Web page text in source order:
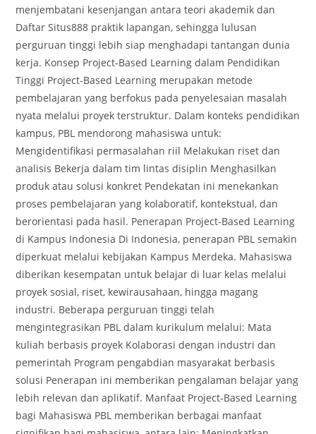
menjembatani kesenjangan antara teori akademik dan
Daftar Situs888 praktik lapangan, sehingga lulusan
perguruan tinggi lebih siap menghadapi tantangan dunia
kerja. Konsep Project-Based Learning dalam Pendidikan
Tinggi Project-Based Learning merupakan metode
pembelajaran yang berfokus pada penyelesaian masalah
nyata melalui proyek terstruktur. Dalam konteks pendidikan
kampus, PBL mendorong mahasiswa untuk:
Mengidentifikasi permasalahan riil Melakukan riset dan
analisis Bekerja dalam tim lintas disiplin Menghasilkan
produk atau solusi konkret Pendekatan ini menekankan
proses pembelajaran yang kolaboratif, kontekstual, dan
berorientasi pada hasil. Penerapan Project-Based Learning
di Kampus Indonesia Di Indonesia, penerapan PBL semakin
diperkuat melalui kebijakan Kampus Merdeka. Mahasiswa
diberikan kesempatan untuk belajar di luar kelas melalui
proyek sosial, riset, kewirausahaan, hingga magang
industri. Beberapa perguruan tinggi telah
mengintegrasikan PBL dalam kurikulum melalui: Mata
kuliah berbasis proyek Kolaborasi dengan industri dan
pemerintah Program pengabdian masyarakat berbasis
solusi Penerapan ini memberikan pengalaman belajar yang
lebih relevan dan aplikatif. Manfaat Project-Based Learning
bagi Mahasiswa PBL memberikan berbagai manfaat